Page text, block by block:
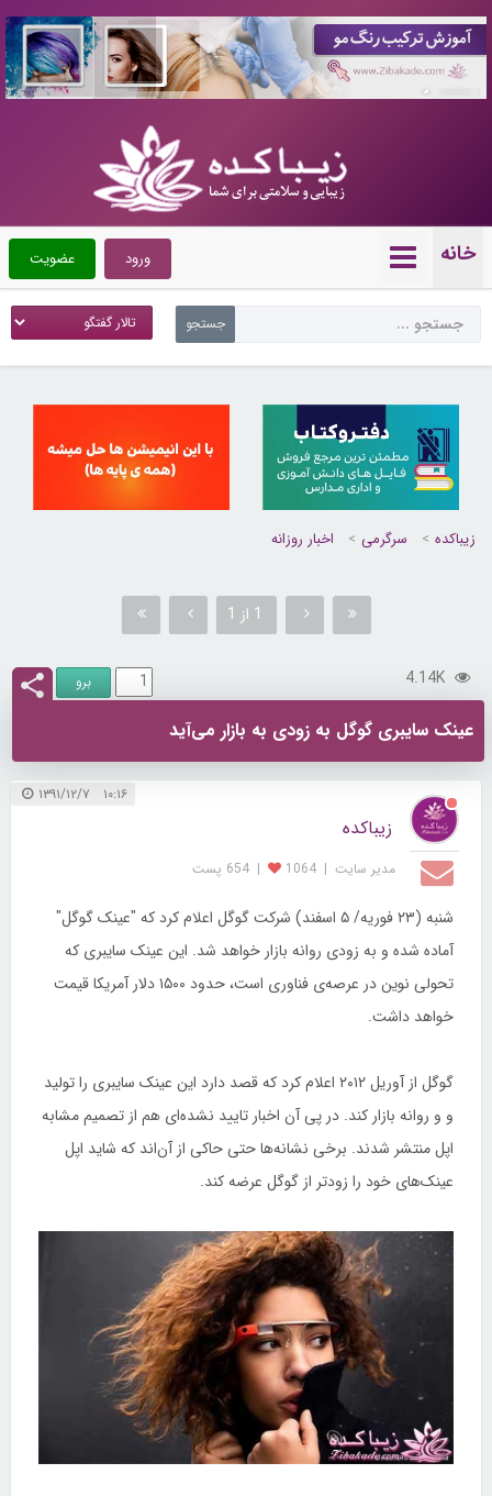
خانه عضویت ورود
زیباکده سرگرمی اخبار روزانه
1 از 1
4.14K
عینک سایبری گوگل به زودی به بازار می‌آید
۱۰:۱۶ ۱۳۹۱/۱۲/۷
زیباکده
مدیر سایت |
1064
| 654 پست
شنبه (۲۳ فوریه/ ۵ اسفند) شرکت گوگل اعلام کرد که "عینک گوگل"
آماده شده و به زودی روانه بازار خواهد شد. این عینک سایبری که
تحولی نوین در عرصه‌ی فناوری است، حدود ۱۵۰۰ دلار آمریکا قیمت
خواهد داشت.
گوگل از آوریل ۲۰۱۲ اعلام کرد که قصد دارد این عینک سایبری را تولید
و و روانه بازار کند. در پی آن اخبار تایید نشده‌ای هم از تصمیم مشابه
اپل منتشر شدند. برخی نشانه‌ها حتی حاکی از آن‌اند که شاید اپل
عینک‌های خود را زودتر از گوگل عرضه کند.